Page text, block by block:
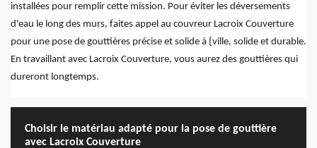
installées pour remplir cette mission. Pour éviter les déversements
d'eau le long des murs, faites appel au couvreur Lacroix Couverture
pour une pose de gouttières précise et solide à {ville, solide et durable.
En travaillant avec Lacroix Couverture, vous aurez des gouttières qui
dureront longtemps.
Choisir le matériau adapté pour la pose de gouttière
avec Lacroix Couverture